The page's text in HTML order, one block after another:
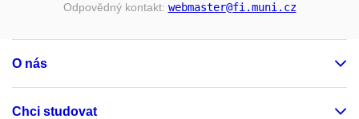
Odpovědný kontakt: webmaster@fi.muni.cz
O nás
Chci studovat